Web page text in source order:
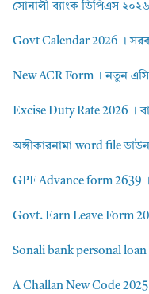
সোনালী ব্যাংক ডিপিএস
Govt Calendar 2026 ।
New ACR Form । নতুন
Excise Duty Rate 2026 ।
অঙ্গীকারনামা word file
GPF Advance form 2639
Govt. Earn Leave Form
Sonali bank personal
A Challan New Code